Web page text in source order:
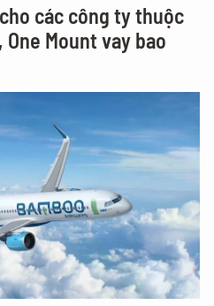
các công ty thuộc
Mount vay bao